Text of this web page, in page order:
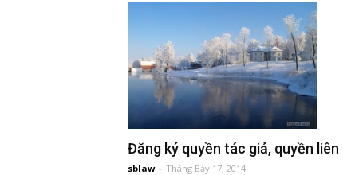
Tư
vấn
Đăng ký quyền tác giả, quyền liên
sblaw - Tháng Bảy 17, 2014